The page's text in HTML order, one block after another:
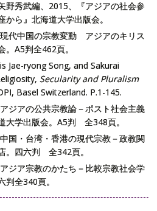
野秀武編、2015、『アジアの社会参
ら』北海道大学出版会。
代中国の宗教変動 アジアのキリス
。A5判全462頁。
Jae-ryong Song, and Sakurai
Secularity and Pluralism
Basel Switzerland. P.1-145.
ジアの公共宗教論－ポスト社会主義
大学出版会。A5判 全348頁。
国・台湾・香港の現代宗教－政教関
。四六判 全342頁。
ジア宗教のかたち－比較宗教社会学
全340頁。